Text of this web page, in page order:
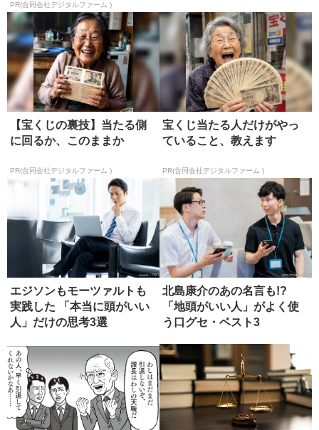
PR(合同会社デジタルファーム )
【宝くじの裏技】当たる側
に回るか、このままか
PR(合同会社デジタルファーム )
宝くじ当たる人だけがやっ
ていること、教えます
PR(合同会社デジタルファーム )
エジソンもモーツァルトも
実践した 「本当に頭がいい
人」だけの思考3選
北島康介のあの名言も!?
「地頭がいい人」がよく使
う口グセ・ベスト3